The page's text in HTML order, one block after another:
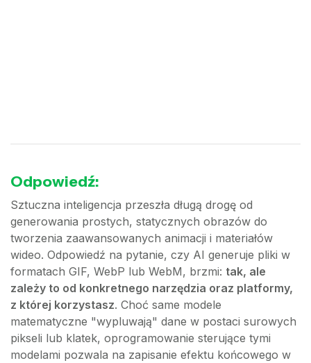
Odpowiedź:
Sztuczna inteligencja przeszła długą drogę od
generowania prostych, statycznych obrazów do
tworzenia zaawansowanych animacji i materiałów
wideo. Odpowiedź na pytanie, czy AI generuje pliki w
formatach GIF, WebP lub WebM, brzmi: tak, ale
zależy to od konkretnego narzędzia oraz platformy,
z której korzystasz. Choć same modele
matematyczne "wypluwają" dane w postaci surowych
pikseli lub klatek, oprogramowanie sterujące tymi
modelami pozwala na zapisanie efektu końcowego w